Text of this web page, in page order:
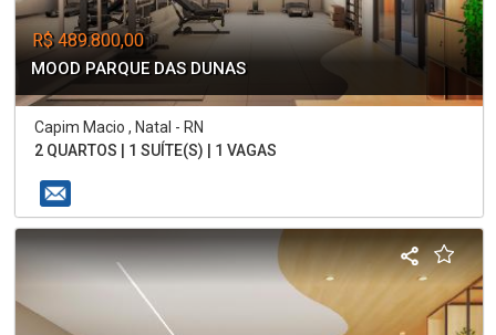
R$ 489.800,00
MOOD PARQUE DAS DUNAS
Capim Macio , Natal - RN
2 QUARTOS | 1 SUÍTE(S) | 1 VAGAS